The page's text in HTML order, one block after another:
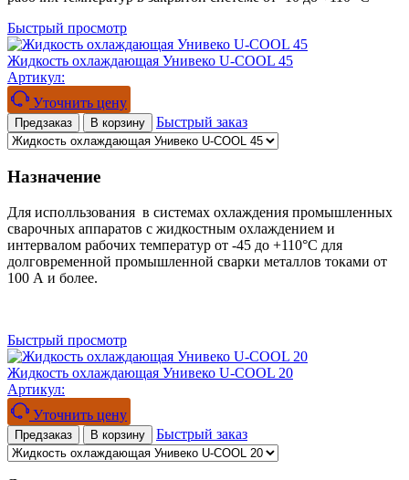
Быстрый просмотр
Жидкость охлаждающая Унивеко U-COOL 45
Артикул:
Уточнить цену
Предзаказ В корзину Быстрый заказ
Назначение
Для исполльзования в системах охлаждения промышленных
сварочных аппаратов с жидкостным охлаждением и
интервалом рабочих температур от -45 до +110°С для
долговременной промышленной сварки металлов токами от
100 А и более.
Быстрый просмотр
Жидкость охлаждающая Унивеко U-COOL 20
Артикул:
Уточнить цену
Предзаказ В корзину Быстрый заказ